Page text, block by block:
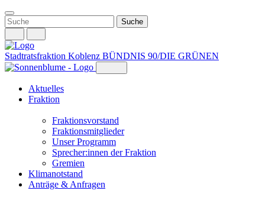
Weiter
zum
Inhalt
Stadtratsfraktion Koblenz BÜNDNIS 90/DIE GRÜNEN
Aktuelles
Fraktion
Fraktionsvorstand
Fraktionsmitglieder
Unser Programm
Sprecher:innen der Fraktion
Gremien
Klimanotstand
Anträge & Anfragen